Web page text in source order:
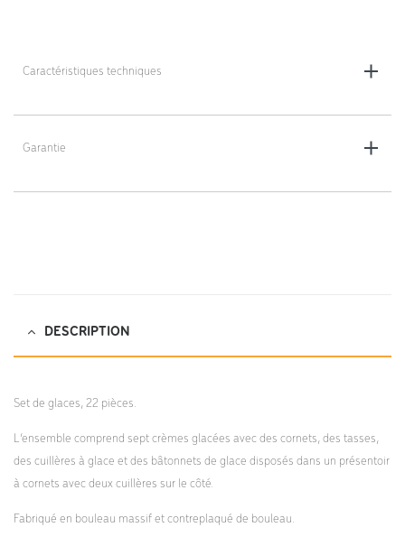
Caractéristiques techniques
Dimensions : 25 x 17 x 15 cm
Poids : 1,4 kg
Garantie
2 ans
DESCRIPTION
Set de glaces, 22 pièces.
L’ensemble comprend sept crèmes glacées avec des cornets, des tasses,
des cuillères à glace et des bâtonnets de glace disposés dans un présentoir
à cornets avec deux cuillères sur le côté.
Fabriqué en bouleau massif et contreplaqué de bouleau.